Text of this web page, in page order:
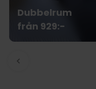
Dubbelrum
från 929:-